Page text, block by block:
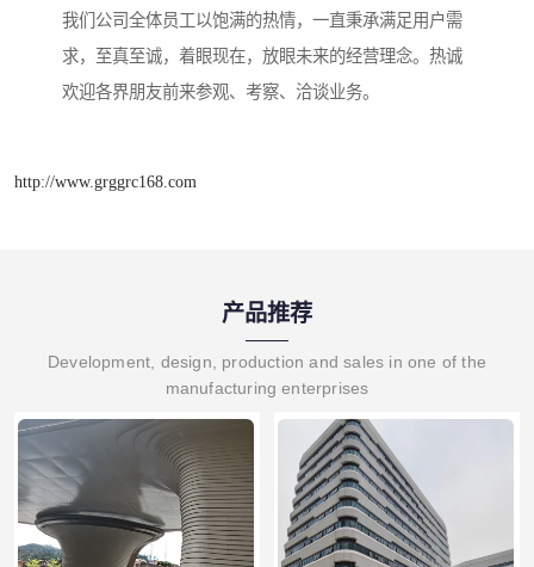
我们公司全体员工以饱满的热情，一直秉承满足用户需
求，至真至诚，着眼现在，放眼未来的经营理念。热诚
欢迎各界朋友前来参观、考察、洽谈业务。
http://www.grggrc168.com
产品推荐
Development, design, production and sales in one of the
manufacturing enterprises